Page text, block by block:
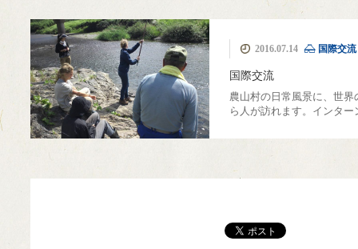
伝統建築 モバイルハウス
MIYAMA森の湯治
場
カフェ美山里山舎 ピコ水力発電
極小規模木質資源
フル活用
簡易製材機 ウッド
マイザー
ウッドチッパー
薪ストーブ 薪ボイラー
2016.07.14 国際交流
国際交流
農山村の日常風景に、世
ら人が訪れます。インタ